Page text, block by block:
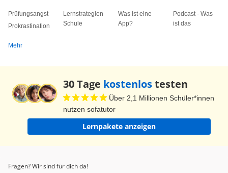
Prüfungsangst
Prokrastination
Lernstrategien
Schule
Was ist eine
App?
Podcast - Was
ist das
Mehr
30 Tage kostenlostesten
Über 2,1 Millionen Schüler*innen
nutzen sofatutor
Lernpakete anzeigen
Fragen? Wir sind für dich da!